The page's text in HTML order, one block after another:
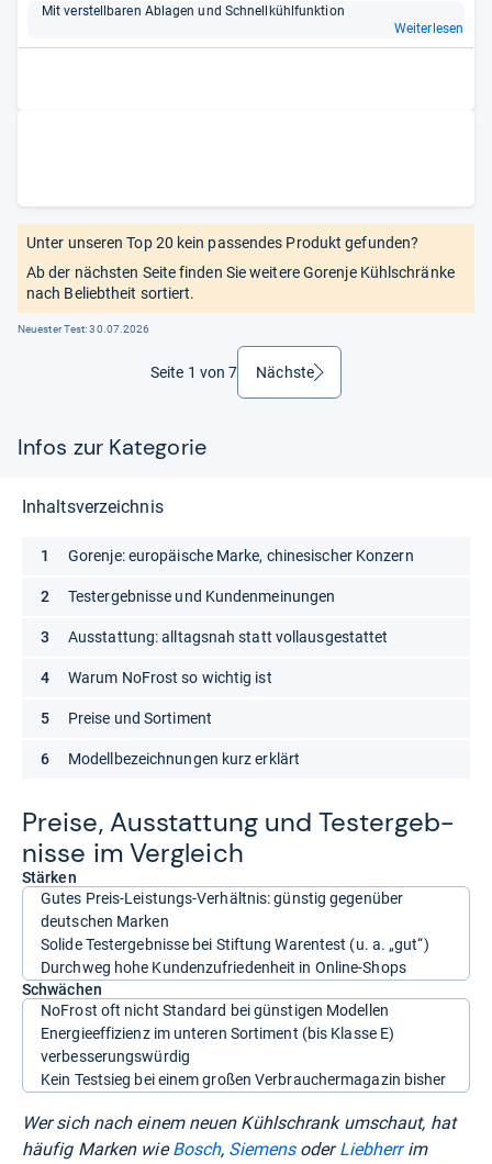
Mit ver­stell­ba­ren Abla­gen und Schnell­kühl­funk­tion
Weiterlesen
Unter unseren Top 20 kein passendes Produkt gefunden?
Ab der nächsten Seite finden Sie weitere Gorenje Kühlschränke
nach Beliebtheit sortiert.
Neuester Test:30.07.2026
Seite 1 von 7 Nächsteweiter
Infos zur Kategorie
Preise, Aus­stat­tung und Tes­t­er­geb­
nisse im Ver­gleich
Stärken
Gutes Preis-Leistungs-Verhältnis: günstig gegenüber
deutschen Marken
Solide Testergebnisse bei Stiftung Warentest (u. a. „gut“)
Durchweg hohe Kundenzufriedenheit in Online-Shops
Schwächen
NoFrost oft nicht Standard bei günstigen Modellen
Energieeffizienz im unteren Sortiment (bis Klasse E)
verbesserungswürdig
Kein Testsieg bei einem großen Verbrauchermagazin bisher
Wer sich nach einem neuen Kühlschrank umschaut, hat
häufig Marken wieBosch, SiemensoderLiebherrim
Inhaltsverzeichnis
Gorenje: europäische Marke, chinesischer Konzern
Testergebnisse und Kundenmeinungen
Ausstattung: alltagsnah statt vollausgestattet
Warum NoFrost so wichtig ist
Preise und Sortiment
Modellbezeichnungen kurz erklärt